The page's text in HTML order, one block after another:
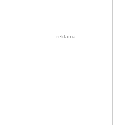
reklama